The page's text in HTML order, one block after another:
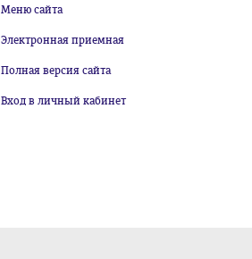
Меню сайта
Электронная приемная
Полная версия сайта
Вход в личный кабинет